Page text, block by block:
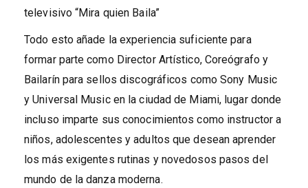
televisivo “Mira quien Baila”
Todo esto añade la experiencia suficiente para
formar parte como Director Artístico, Coreógrafo y
Bailarín para sellos discográficos como Sony Music
y Universal Music en la ciudad de Miami, lugar donde
incluso imparte sus conocimientos como instructor a
niños, adolescentes y adultos que desean aprender
los más exigentes rutinas y novedosos pasos del
mundo de la danza moderna.